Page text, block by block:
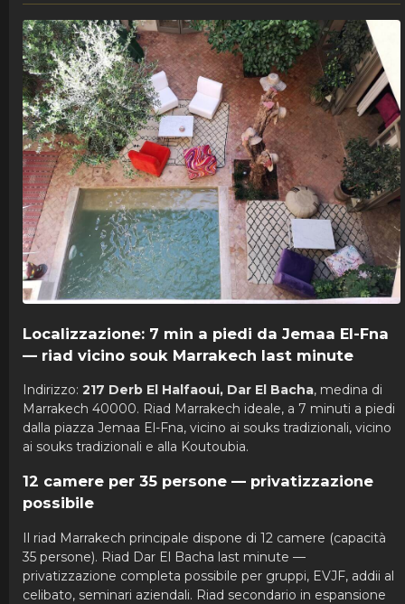
Localizzazione: 7 min a piedi da Jemaa El-Fna
— riad vicino souk Marrakech last minute
Indirizzo: 217 Derb El Halfaoui, Dar El Bacha, medina di
Marrakech 40000. Riad Marrakech ideale, a 7 minuti a piedi
dalla piazza Jemaa El-Fna, vicino ai souks tradizionali, vicino
ai souks tradizionali e alla Koutoubia.
12 camere per 35 persone — privatizzazione
possibile
Il riad Marrakech principale dispone di 12 camere (capacità
35 persone). Riad Dar El Bacha last minute —
privatizzazione completa possibile per gruppi, EVJF, addii al
celibato, seminari aziendali. Riad secondario in espansione